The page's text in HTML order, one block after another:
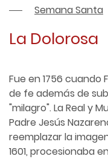
Semana Santa
La Dolorosa
Fue en 1756 cuando
de fe además de
"milagro". La Real y
Padre Jesús
reemplazar la
1601, procesionaba